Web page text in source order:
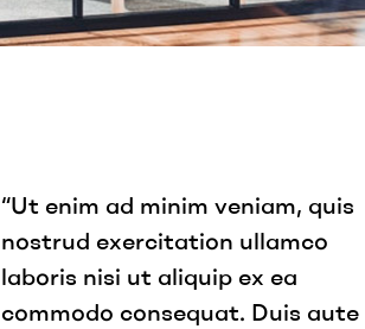
“Ut enim ad minim veniam, quis
nostrud exercitation ullamco
laboris nisi ut aliquip ex ea
commodo consequat. Duis aute